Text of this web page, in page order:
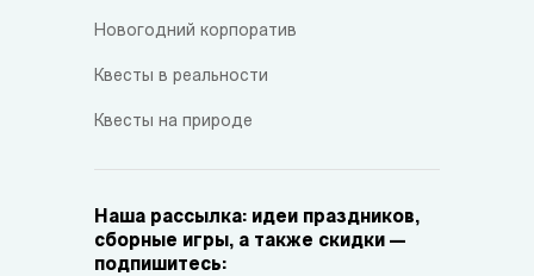
Новогодний корпоратив
Квесты в реальности
Квесты на природе
Наша рассылка: идеи праздников,
сборные игры, а также скидки —
подпишитесь: